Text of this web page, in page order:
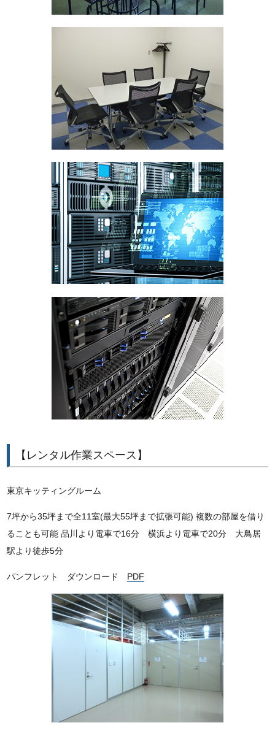
【レンタル作業スペース】
東京キッティングルーム
7坪から35坪まで全11室(最大55坪まで拡張可能) 複数の部屋を借り
ることも可能 品川より電車で16分 横浜より電車で20分 大鳥居
駅より徒歩5分
パンフレット ダウンロード PDF